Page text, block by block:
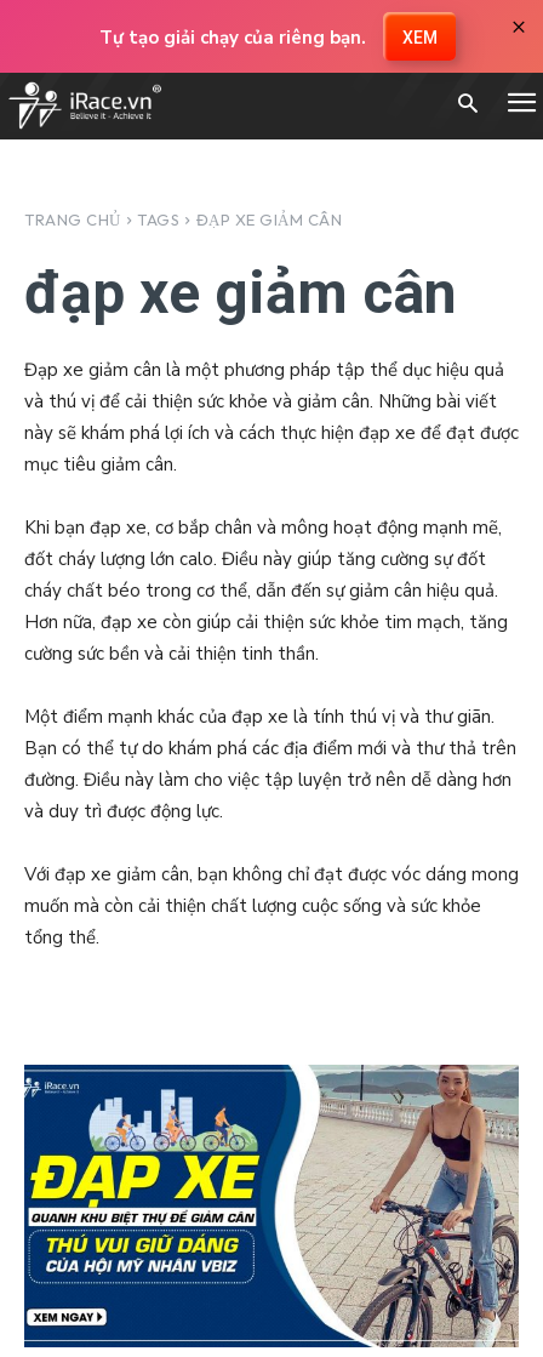
Tự tạo giải chạy của riêng bạn. XEM ×
TRANG CHỦ TAGS ĐẠP XE GIẢM CÂN
đạp xe giảm cân
Đạp xe giảm cân là một phương pháp tập thể dục hiệu quả
và thú vị để cải thiện sức khỏe và giảm cân. Những bài viết
này sẽ khám phá lợi ích và cách thực hiện đạp xe để đạt được
mục tiêu giảm cân.
Khi bạn đạp xe, cơ bắp chân và mông hoạt động mạnh mẽ,
đốt cháy lượng lớn calo. Điều này giúp tăng cường sự đốt
cháy chất béo trong cơ thể, dẫn đến sự giảm cân hiệu quả.
Hơn nữa, đạp xe còn giúp cải thiện sức khỏe tim mạch, tăng
cường sức bền và cải thiện tinh thần.
Một điểm mạnh khác của đạp xe là tính thú vị và thư giãn.
Bạn có thể tự do khám phá các địa điểm mới và thư thả trên
đường. Điều này làm cho việc tập luyện trở nên dễ dàng hơn
và duy trì được động lực.
Với đạp xe giảm cân, bạn không chỉ đạt được vóc dáng mong
muốn mà còn cải thiện chất lượng cuộc sống và sức khỏe
tổng thể.